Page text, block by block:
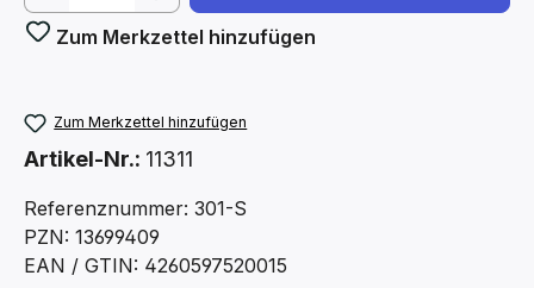
Zum Merkzettel hinzufügen
Zum Merkzettel hinzufügen
Artikel-Nr.: 11311
Referenznummer: 301-S
PZN: 13699409
EAN / GTIN: 4260597520015